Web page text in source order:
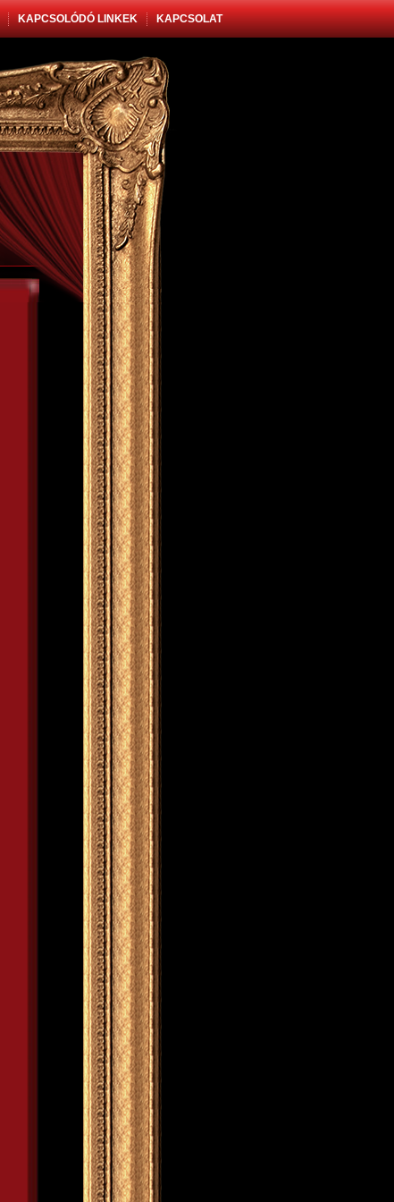
KAPCSOLÓDÓ LINKEK KAPCSOLAT